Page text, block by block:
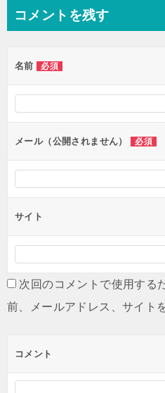
ビ
ー
シ
ン
コメントを残す
名前 必須
メール（公開されません） 必須
サイト
次回のコメントで使用する
前、メールアドレス、サイト
コメント